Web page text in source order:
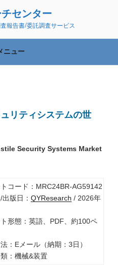
センター
報告書/委託調査サービス
ニュー
リティシステムの世
Security Systems Market
コード：MRC24BR-AG59142
版日： QYResearch / 2026年
形態：英語、PDF、約100ペ
：Eメール（納期：3日）
：機械&装置